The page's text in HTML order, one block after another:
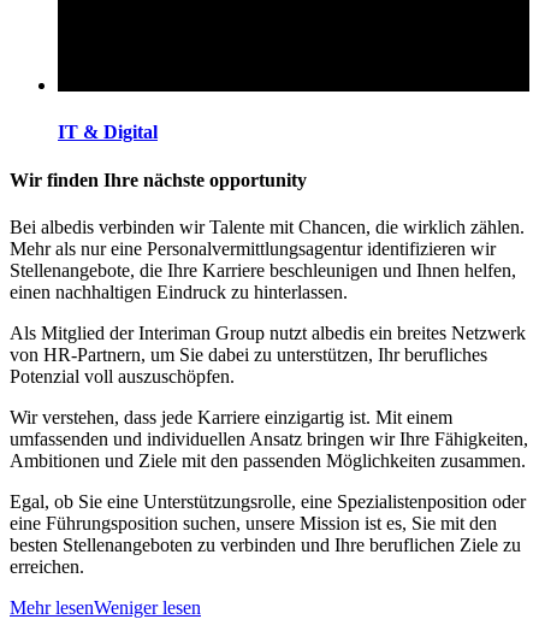
IT & Digital
Wir finden Ihre nächste opportunity
Bei albedis verbinden wir Talente mit Chancen, die wirklich zählen.
Mehr als nur eine Personalvermittlungsagentur identifizieren wir
Stellenangebote, die Ihre Karriere beschleunigen und Ihnen helfen,
einen nachhaltigen Eindruck zu hinterlassen.
Als Mitglied der Interiman Group nutzt albedis ein breites Netzwerk
von HR-Partnern, um Sie dabei zu unterstützen, Ihr berufliches
Potenzial voll auszuschöpfen.
Wir verstehen, dass jede Karriere einzigartig ist. Mit einem
umfassenden und individuellen Ansatz bringen wir Ihre Fähigkeiten,
Ambitionen und Ziele mit den passenden Möglichkeiten zusammen.
Egal, ob Sie eine Unterstützungsrolle, eine Spezialistenposition oder
eine Führungsposition suchen, unsere Mission ist es, Sie mit den
besten Stellenangeboten zu verbinden und Ihre beruflichen Ziele zu
erreichen.
Mehr lesenWeniger lesen